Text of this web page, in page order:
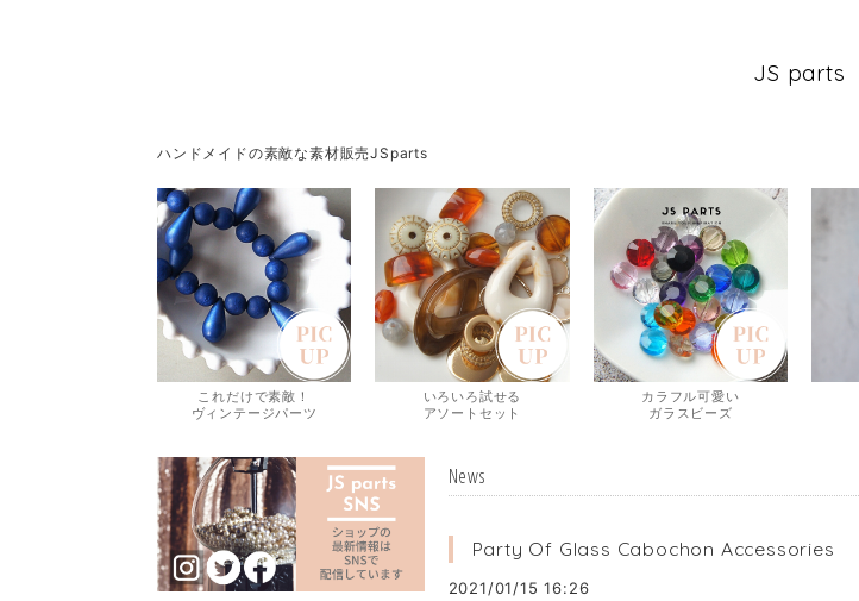
JS parts
ハンドメイドの素敵な素材販売JSparts
これだけで素敵！
ヴィンテージパーツ
いろいろ試せる
アソートセット
カラフル可愛い
ガラスビーズ
News
Party Of Glass Cabochon Accessories
2021/01/15 16:26